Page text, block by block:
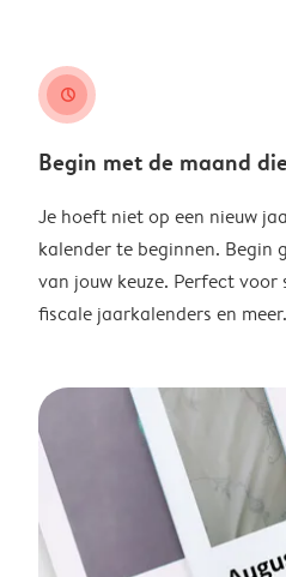
clock
Begin met de maand
Je hoeft niet op een nieuw
kalender te beginnen. Begin
van jouw keuze. Perfect
fiscale jaarkalenders en meer.